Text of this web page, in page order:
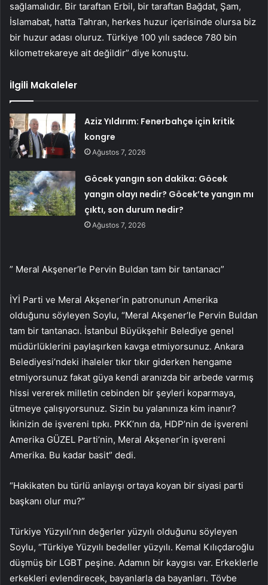
sağlamalıdır. Bir taraftan Erbil, bir taraftan Bağdat, Şam,
İslamabat, hatta Tahran, herkes huzur içerisinde olursa biz
bir huzur adası oluruz. Türkiye 100 yılı sadece 780 bin
kilometrekareye ait değildir” diye konuştu.
İlgili Makaleler
Aziz Yıldırım: Fenerbahçe için kritik
kongre
Ağustos 7, 2026
Göcek yangın son dakika: Göcek
yangın olayı nedir? Göcek’te yangın mı
çıktı, son durum nedir?
Ağustos 7, 2026
” Meral Akşener’le Pervin Buldan tam bir tantanacı”
İYİ Parti ve Meral Akşener’in patronunun Amerika
olduğunu söyleyen Soylu, “Meral Akşener’le Pervin Buldan
tam bir tantanacı. İstanbul Büyükşehir Belediye genel
müdürlüklerini paylaşırken kavga etmiyorsunuz. Ankara
Belediyesi’ndeki ihaleler tıkır tıkır giderken hengame
etmiyorsunuz fakat güya kendi aranızda bir arbede varmış
hissi vererek milletin cebinden bir şeyleri koparmaya,
ütmeye çalışıyorsunuz. Sizin bu yalanınıza kim inanır?
İkinizin de işvereni tıpkı. PKK’nın da, HDP’nin de işvereni
Amerika GÜZEL Parti’nin, Meral Akşener’in işvereni
Amerika. Bu kadar basit” dedi.
“Hakikaten bu türlü anlayışı ortaya koyan bir siyasi parti
başkanı olur mu?”
Türkiye Yüzyılı’nın değerler yüzyılı olduğunu söyleyen
Soylu, “Türkiye Yüzyılı bedeller yüzyılı. Kemal Kılıçdaroğlu
düşmüş bir LGBT peşine. Adamın bir kaygısı var. Erkeklerle
erkekleri evlendirecek, bayanlarla da bayanları. Tövbe